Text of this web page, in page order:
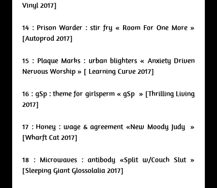
Vinyl 2017]
14 : Prison Warder : stir fry « Room For One More »
[Autoprod 2017]
15 : Plaque Marks : urban blighters « Anxiety Driven
Nervous Worship » [ Learning Curve 2017]
16 : gSp : theme for girlsperm « gSp » [Thrilling Living
2017]
17 : Honey : wage & agreement «New Moody Judy »
[Wharft Cat 2017]
18 : Microwaves : antibody «Split w/Couch Slut »
[Sleeping Giant Glossolalia 2017]